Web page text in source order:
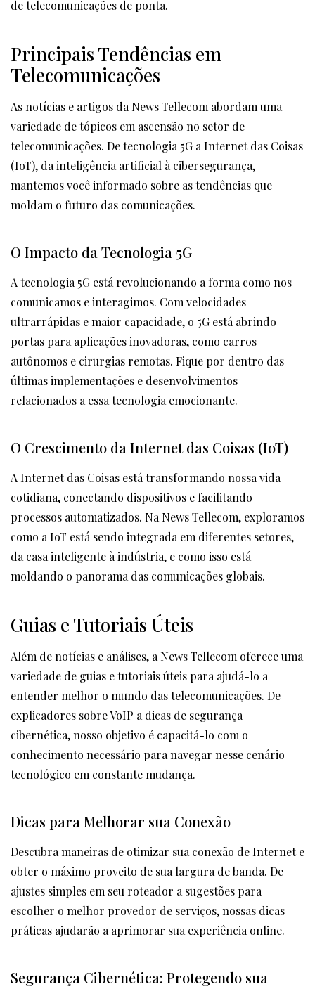
de telecomunicações de ponta.
Principais Tendências em
Telecomunicações
As notícias e artigos da News Tellecom abordam uma
variedade de tópicos em ascensão no setor de
telecomunicações. De tecnologia 5G a Internet das Coisas
(IoT), da inteligência artificial à cibersegurança,
mantemos você informado sobre as tendências que
moldam o futuro das comunicações.
O Impacto da Tecnologia 5G
A tecnologia 5G está revolucionando a forma como nos
comunicamos e interagimos. Com velocidades
ultrarrápidas e maior capacidade, o 5G está abrindo
portas para aplicações inovadoras, como carros
autônomos e cirurgias remotas. Fique por dentro das
últimas implementações e desenvolvimentos
relacionados a essa tecnologia emocionante.
O Crescimento da Internet das Coisas (IoT)
A Internet das Coisas está transformando nossa vida
cotidiana, conectando dispositivos e facilitando
processos automatizados. Na News Tellecom, exploramos
como a IoT está sendo integrada em diferentes setores,
da casa inteligente à indústria, e como isso está
moldando o panorama das comunicações globais.
Guias e Tutoriais Úteis
Além de notícias e análises, a News Tellecom oferece uma
variedade de guias e tutoriais úteis para ajudá-lo a
entender melhor o mundo das telecomunicações. De
explicadores sobre VoIP a dicas de segurança
cibernética, nosso objetivo é capacitá-lo com o
conhecimento necessário para navegar nesse cenário
tecnológico em constante mudança.
Dicas para Melhorar sua Conexão
Descubra maneiras de otimizar sua conexão de Internet e
obter o máximo proveito de sua largura de banda. De
ajustes simples em seu roteador a sugestões para
escolher o melhor provedor de serviços, nossas dicas
práticas ajudarão a aprimorar sua experiência online.
Segurança Cibernética: Protegendo sua